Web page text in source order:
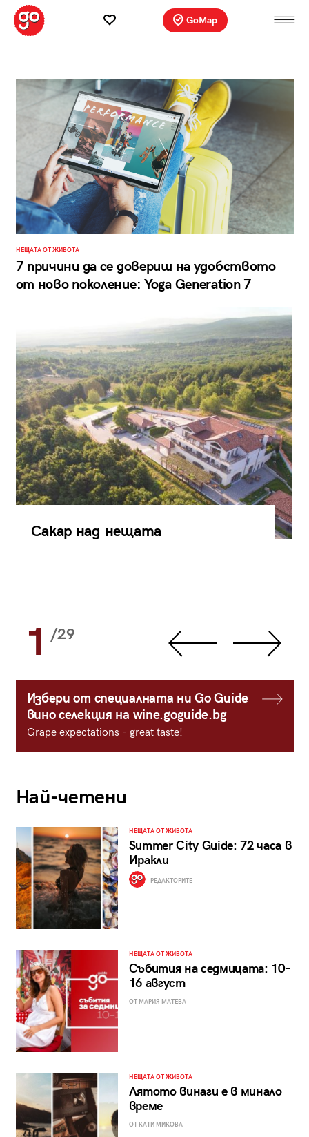
GoMap
НЕЩАТА ОТ ЖИВОТА
7 причини да се довериш на удобството
от ново поколение: Yoga Generation 7
Сакар над нещата
1 /29
Избери от специалната ни Go Guide
вино селекция на wine.goguide.bg
Grape expectations - great taste!
Най-четени
НЕЩАТА ОТ ЖИВОТА
Summer City Guide: 72 часа в
Иракли
РЕДАКТОРИТЕ
НЕЩАТА ОТ ЖИВОТА
Събития на седмицата: 10–
16 август
ОТ МАРИЯ МАТЕВА
НЕЩАТА ОТ ЖИВОТА
Лятото винаги е в минало
време
ОТ КАТИ МИКОВА